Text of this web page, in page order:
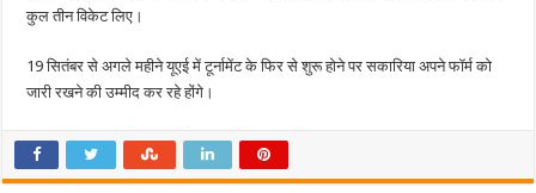
कुल तीन विकेट लिए।
19 सितंबर से अगले महीने यूएई में टूर्नामेंट के फिर से शुरू होने पर सकारिया अपने फॉर्म को
जारी रखने की उम्मीद कर रहे होंगे।